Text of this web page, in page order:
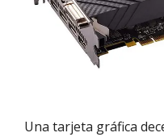
Una tarjeta gráfica